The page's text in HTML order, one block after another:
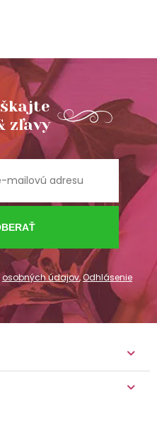
zľavy
osobných údajov,Odhlásenie